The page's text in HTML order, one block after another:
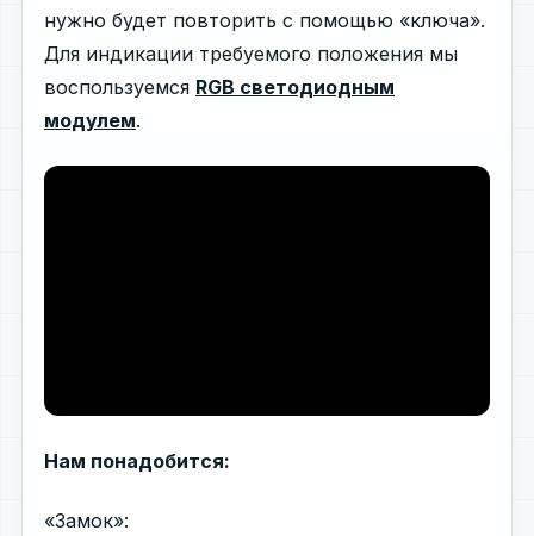
нужно будет повторить с помощью «ключа».
Для индикации требуемого положения мы
воспользуемся RGB светодиодным
модулем.
Нам понадобится:
«Замок»: